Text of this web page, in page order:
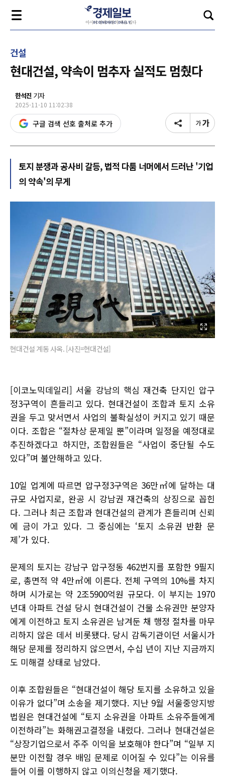
건설
현대건설, 약속이 멈추자 실적도 멈췄다
한석진 기자
2025-11-10 11:02:38
구글 검색 선호 출처로 추가
토지 분쟁과 공사비 갈등, 법적 다툼 너머에서 드러난 '기업
의 약속'의 무게
현대건설 계동 사옥. [사진=현대건설]
[이코노믹데일리] 서울 강남의 핵심 재건축 단지인 압구
정3구역이 흔들리고 있다. 현대건설이 조합과 토지 소유
권을 두고 맞서면서 사업의 불확실성이 커지고 있기 때문
이다. 조합은 “절차상 문제일 뿐”이라며 일정을 예정대로
추진하겠다고 하지만, 조합원들은 “사업이 중단될 수도
있다”며 불안해하고 있다.
10일 업계에 따르면 압구정3구역은 36만㎡에 달하는 대
규모 사업지로, 완공 시 강남권 재건축의 상징으로 꼽힌
다. 그러나 최근 조합과 현대건설의 관계가 흔들리며 신뢰
에 금이 가고 있다. 그 중심에는 ‘토지 소유권 반환 문
제’가 있다.
문제의 토지는 강남구 압구정동 462번지를 포함한 9필지
로, 총면적 약 4만㎡에 이른다. 전체 구역의 10%를 차지
하며 시가로는 약 2조5900억원 규모다. 이 부지는 1970
년대 아파트 건설 당시 현대건설이 건물 소유권만 분양자
에게 이전하고 토지 소유권은 남겨둔 채 행정 절차를 마무
리하지 않은 데서 비롯됐다. 당시 감독기관이던 서울시가
해당 문제를 정리하지 않으면서, 수십 년이 지난 지금까지
도 미해결 상태로 남았다.
이후 조합원들은 “현대건설이 해당 토지를 소유하고 있을
이유가 없다”며 소송을 제기했다. 지난 9월 서울중앙지방
법원은 현대건설에 “토지 소유권을 아파트 소유주들에게
이전하라”는 화해권고결정을 내렸다. 그러나 현대건설은
“상장기업으로서 주주 이익을 보호해야 한다”며 “일부 지
분만 이전할 경우 배임 문제로 이어질 수 있다”는 이유를
들어 이를 이행하지 않고 이의신청을 제기했다.